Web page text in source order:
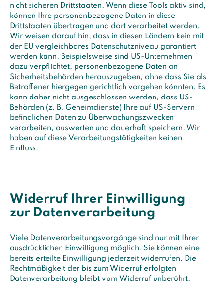
nicht sicheren Drittstaaten. Wenn diese Tools aktiv sind,
können Ihre personenbezogene Daten in diese
Drittstaaten übertragen und dort verarbeitet werden.
Wir weisen darauf hin, dass in diesen Ländern kein mit
der EU vergleichbares Datenschutzniveau garantiert
werden kann. Beispielsweise sind US-Unternehmen
dazu verpflichtet, personenbezogene Daten an
Sicherheitsbehörden herauszugeben, ohne dass Sie als
Betroffener hiergegen gerichtlich vorgehen könnten. Es
kann daher nicht ausgeschlossen werden, dass US-
Behörden (z. B. Geheimdienste) Ihre auf US-Servern
befindlichen Daten zu Überwachungszwecken
verarbeiten, auswerten und dauerhaft speichern. Wir
haben auf diese Verarbeitungstätigkeiten keinen
Einfluss.
Widerruf Ihrer Einwilligung
zur Datenverarbeitung
Viele Datenverarbeitungsvorgänge sind nur mit Ihrer
ausdrücklichen Einwilligung möglich. Sie können eine
bereits erteilte Einwilligung jederzeit widerrufen. Die
Rechtmäßigkeit der bis zum Widerruf erfolgten
Datenverarbeitung bleibt vom Widerruf unberührt.